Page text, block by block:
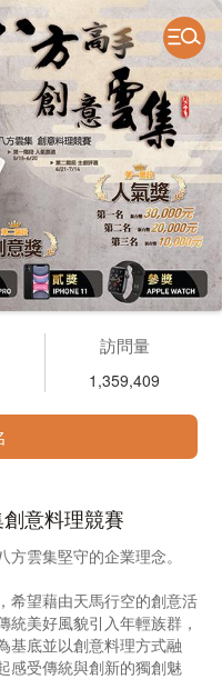
訪問量
1,359,409
意料理競賽
方雲集堅守的企業理念。
希望藉由天馬行空的創意活
美好風貌引入年輕族群，
基底並以創意料理方式融
感受傳統與創新的獨創魅